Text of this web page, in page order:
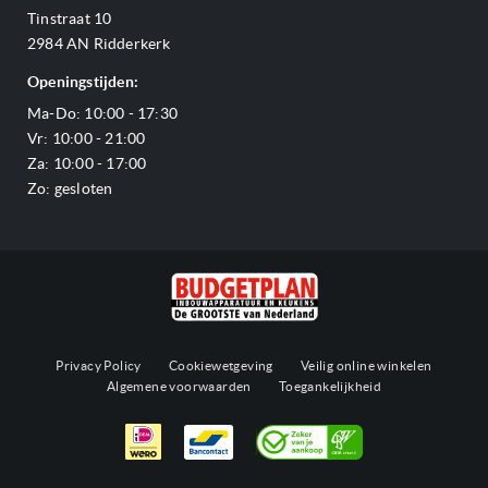
Stoomovens
Magnetrons
Vaatwassers
Complete keukens
Outlet
Veelgestelde vragen
Service & garantie
Sitemap
Adres & Route
Reviews Budgetplan
Blog
Tinstraat 10
2984 AN Ridderkerk
Openingstijden:
Ma-Do: 10:00 - 17:30
Vr: 10:00 - 21:00
Za: 10:00 - 17:00
Zo: gesloten
Privacy Policy Cookiewetgeving
Veilig online winkelen
Algemene voorwaarden
Toegankelijkheid